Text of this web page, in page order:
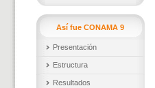
Así fue CONAMA 9
Presentación
Estructura
Resultados